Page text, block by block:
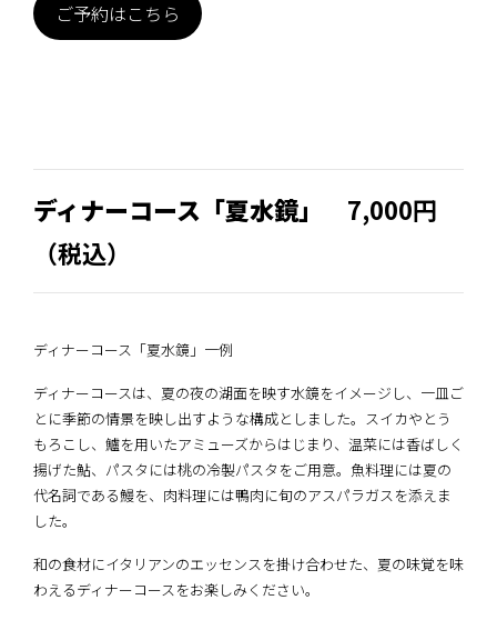
ご予約はこちら
ディナーコース「夏水鏡」 7,000円
（税込）
ディナーコース「夏水鏡」一例
ディナーコースは、夏の夜の湖面を映す水鏡をイメージし、一皿ご
とに季節の情景を映し出すような構成としました。スイカやとう
もろこし、鱸を用いたアミューズからはじまり、温菜には香ばしく
揚げた鮎、パスタには桃の冷製パスタをご用意。魚料理には夏の
代名詞である鰻を、肉料理には鴨肉に旬のアスパラガスを添えま
した。
和の食材にイタリアンのエッセンスを掛け合わせた、夏の味覚を味
わえるディナーコースをお楽しみください。